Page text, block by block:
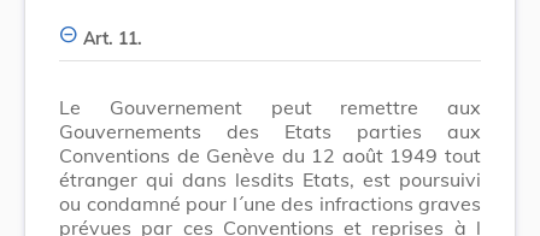
Art. 11.
Le Gouvernement peut remettre aux
Gouvernements des Etats parties aux
Conventions de Genève du 12 août 1949 tout
étranger qui dans lesdits Etats, est poursuivi
ou condamné pour l´une des infractions graves
prévues par ces Conventions et reprises à l